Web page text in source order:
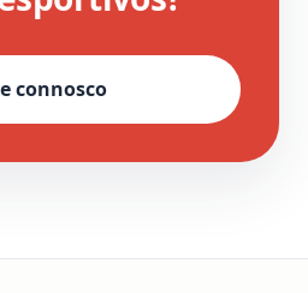
connosco